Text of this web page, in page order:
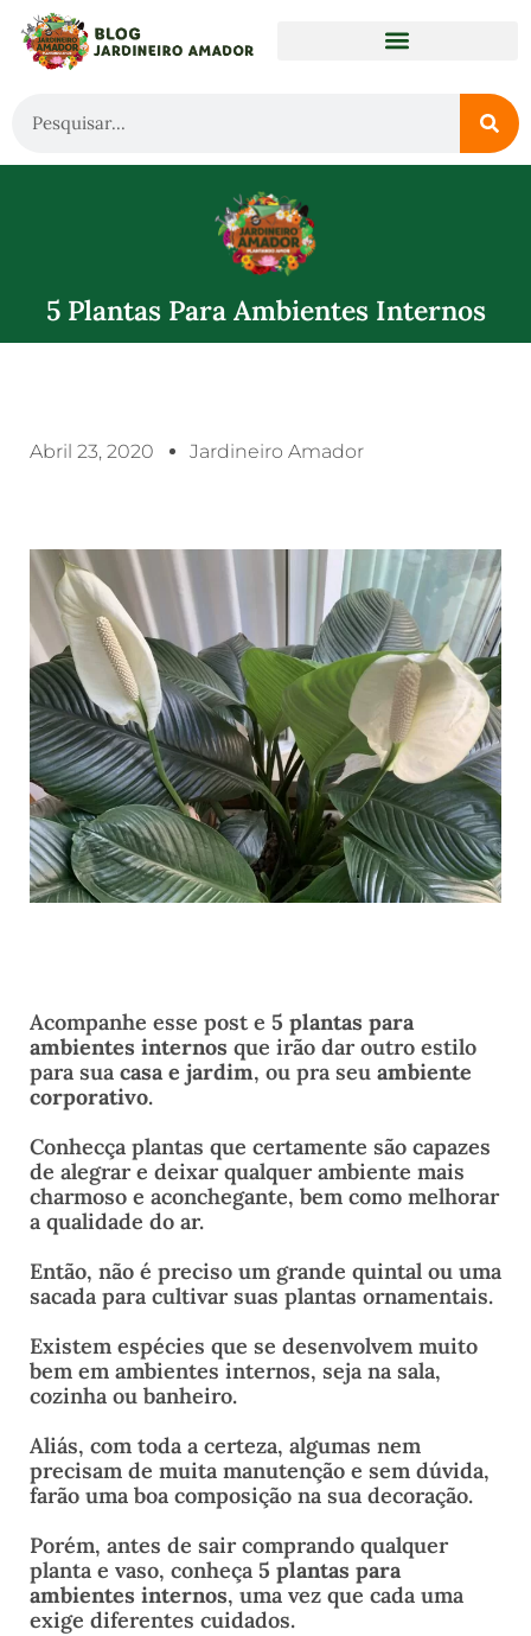
5 Plantas Para Ambientes Internos
Abril 23, 2020 Jardineiro Amador
Acompanhe esse post e 5 plantas para
ambientes internos que irão dar outro estilo
para sua casa e jardim, ou pra seu ambiente
corporativo.
Conhecça plantas que certamente são capazes
de alegrar e deixar qualquer ambiente mais
charmoso e aconchegante, bem como melhorar
a qualidade do ar.
Então, não é preciso um grande quintal ou uma
sacada para cultivar suas plantas ornamentais.
Existem espécies que se desenvolvem muito
bem em ambientes internos, seja na sala,
cozinha ou banheiro.
Aliás, com toda a certeza, algumas nem
precisam de muita manutenção e sem dúvida,
farão uma boa composição na sua decoração.
Porém, antes de sair comprando qualquer
planta e vaso, conheça 5 plantas para
ambientes internos, uma vez que cada uma
exige diferentes cuidados.